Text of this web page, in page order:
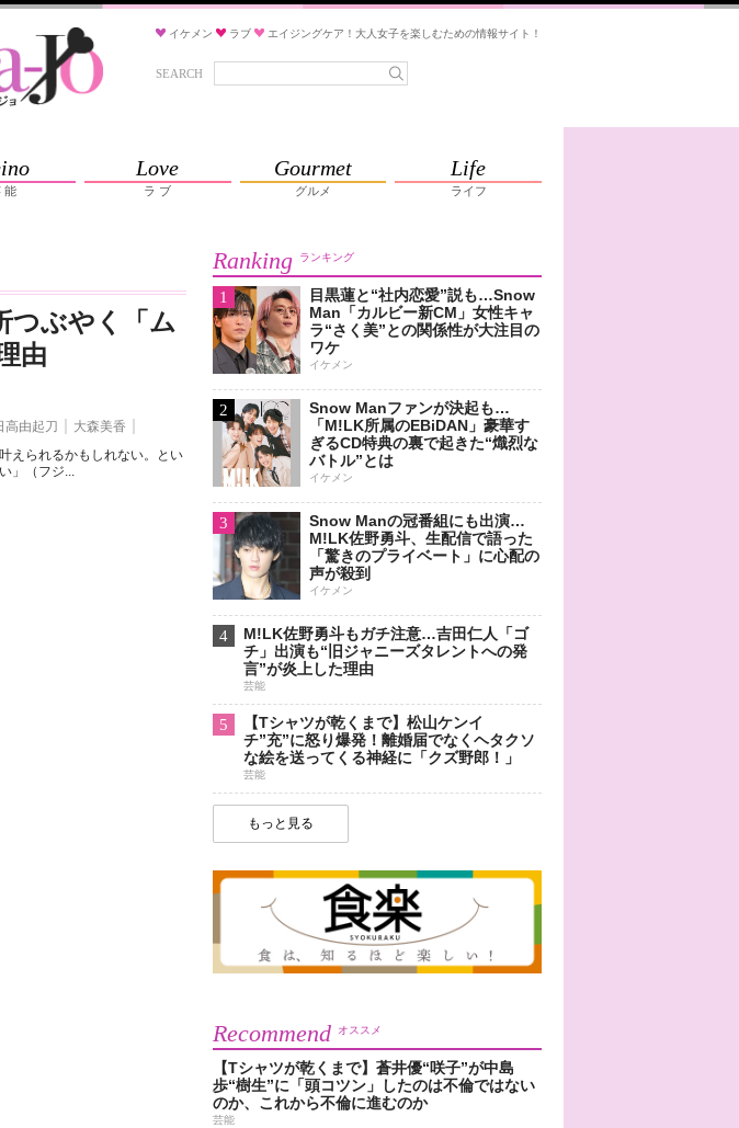
イケメン ラブ エイジングケア！大人女子を楽しむための情報サイト！
SEARCH
能
Love
ラ ブ
Gourmet
グルメ
Life
ライフ
つぶやく「ム
由
高由起刀
大森美香
えられるかもしれない。とい
」（フジ...
Ranking ランキング
1
目黒蓮と“社内恋愛”説も…Snow
Man「カルビー新CM」女性キャ
ラ“さく美”との関係性が大注目の
ワケ
イケメン
2
Snow Manファンが決起も…
「M!LK所属のEBiDAN」豪華す
ぎるCD特典の裏で起きた“熾烈な
バトル”とは
イケメン
3
Snow Manの冠番組にも出演…
M!LK佐野勇斗、生配信で語った
「驚きのプライベート」に心配の
声が殺到
イケメン
4
M!LK佐野勇斗もガチ注意…吉田仁人「ゴ
チ」出演も“旧ジャニーズタレントへの発
言”が炎上した理由
芸能
5
【Tシャツが乾くまで】松山ケンイ
チ”充”に怒り爆発！離婚届でなくヘタクソ
な絵を送ってくる神経に「クズ野郎！」
芸能
もっと見る
Recommend オススメ
【Tシャツが乾くまで】蒼井優“咲子”が中島
歩“樹生”に「頭コツン」したのは不倫ではない
のか、これから不倫に進むのか
芸能